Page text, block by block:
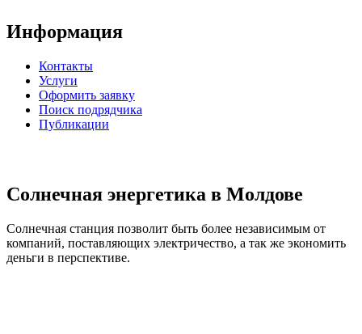
Информация
Контакты
Услуги
Оформить заявку
Поиск подрядчика
Публикации
Солнечная энергетика в Молдове
Солнечная станция позволит быть более независимым от
компаний, поставляющих электричество, а так же экономить
деньги в перспективе.